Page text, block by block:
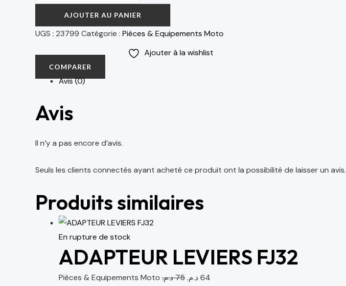
AJOUTER AU PANIER
UGS : 23799 Catégorie : Pièces & Equipements Moto
Ajouter à la wishlist
COMPARER
Avis (0)
Avis
Il n’y a pas encore d’avis.
Seuls les clients connectés ayant acheté ce produit ont la possibilité de laisser un avis.
Produits similaires
En rupture de stock
ADAPTEUR LEVIERS FJ32
Pièces & Equipements Moto 75د.م. 64د.م.